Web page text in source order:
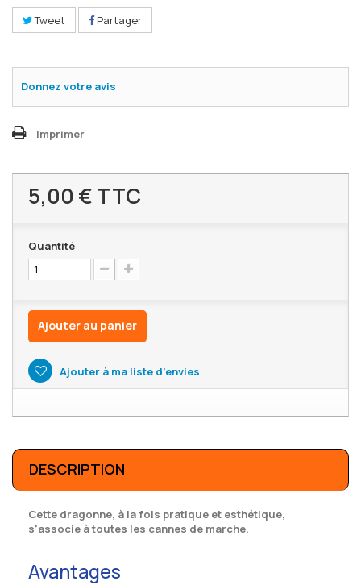
Tweet Partager
Donnez votre avis
Imprimer
5,00 €TTC
Quantité
Ajouter au panier
Ajouter à ma liste d'envies
DESCRIPTION
Cette dragonne, à la fois pratique et esthétique,
s'associe à toutes les cannes de marche.
Avantages